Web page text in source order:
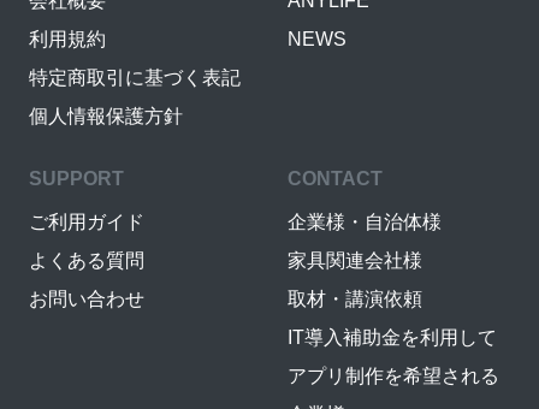
利用規約
特定商取引に基づく表記
個人情報保護方針
NEWS
SUPPORT
ご利用ガイド
よくある質問
お問い合わせ
CONTACT
企業様・自治体様
家具関連会社様
取材・講演依頼
IT導入補助金を利用して
アプリ制作を希望される